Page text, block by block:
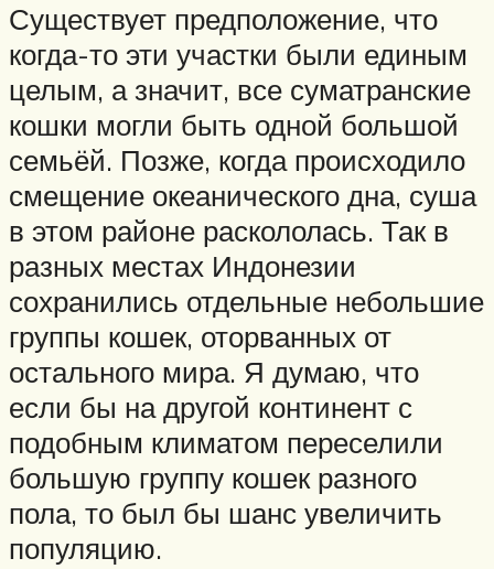
Существует предположение, что
когда-то эти участки были единым
целым, а значит, все суматранские
кошки могли быть одной большой
семьёй. Позже, когда происходило
смещение океанического дна, суша
в этом районе раскололась. Так в
разных местах Индонезии
сохранились отдельные небольшие
группы кошек, оторванных от
остального мира. Я думаю, что
если бы на другой континент с
подобным климатом переселили
большую группу кошек разного
пола, то был бы шанс увеличить
популяцию.